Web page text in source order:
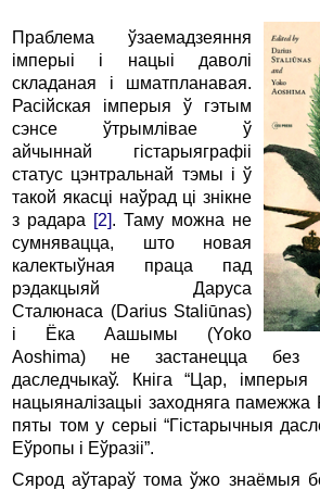
Праблема ўзаемадзеяння
імперыі і нацыі даволі
складаная і шматпланавая.
Расійская імперыя ў гэтым
сэнсе ўтрымлівае ў
айчыннай гістарыяграфіі
статус цэнтральнай тэмы і ў
такой якасці наўрад ці знікне
з радара [2]. Таму можна не
сумнявацца, што новая
калектыўная праца пад
рэдакцыяй Даруса
Сталюнаса (Darius Staliūnas)
і Ёка Аашымы (Yoko
Aoshima) не застанецца без
даследчыкаў. Кніга “Цар,
нацыяналізацыі заходняга памежжа
пяты том у серыі “Гістарычныя
Еўропы і Еўразіі”.
Сярод аўтараў тома ўжо знаёмыя